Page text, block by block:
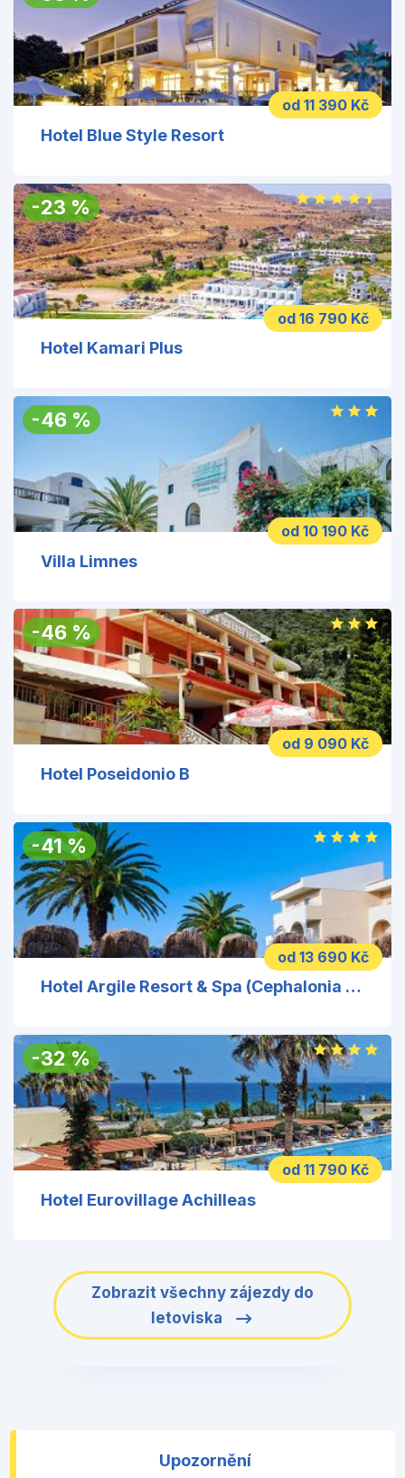
od 11 390 Kč
Hotel Blue Style Resort
od 16 790 Kč
-23 %
Hotel Kamari Plus
od 10 190 Kč
-46 %
Villa Limnes
od 9 090 Kč
-46 %
Hotel Poseidonio B
od 13 690 Kč
-41%
Hotel Argile Resort & Spa (Cephalonia Palace)
od 11 790 Kč
-32%
Hotel Eurovillage Achilleas
Zobrazit všechny zájezdy do
letoviska
Upozornění